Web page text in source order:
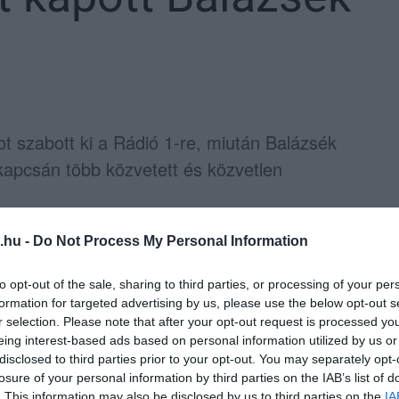
- Do Not Process My Personal Information
opt-out of the sale, sharing to third parties, or processing of your
for targeted advertising by us, please use the below opt-out
selection. Please note that after your opt-out request is processed
interest-based ads based on personal information utilized by us
to third parties prior to your opt-out. You may separately
of your personal information by third parties on the IAB’s list of
szabott ki a Rádió 1-re, miután Balázsék
több közvetett és közvetlen
jelzéssel került adásba, a hatóság
is káros lehetett, így csak
vezetőjét külön is